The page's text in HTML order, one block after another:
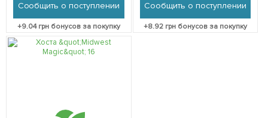
Сообщить о поступлении
+9.04грн бонусов за покупку
Сообщить о поступлении
+8.92 грн бонусов за покупку